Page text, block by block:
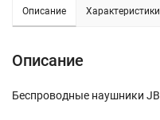
Описание Характеристики
Описание
Беспроводные наушники